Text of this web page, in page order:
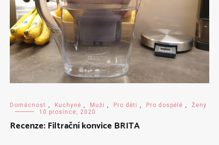
Domácnost , Kuchyně , Muži , Pro děti , Pro dospělé ,
Ženy
10 prosince, 2020
Recenze: Filtrační konvice BRITA